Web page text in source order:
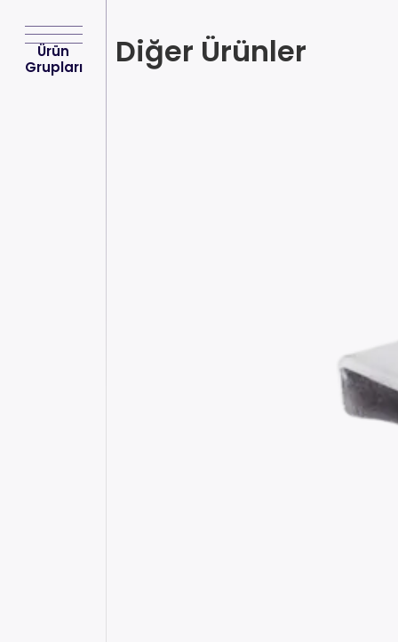
Ürün
Grupları
Diğer Ürünler